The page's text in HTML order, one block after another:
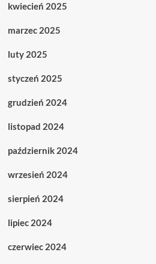
kwiecień 2025
marzec 2025
luty 2025
styczeń 2025
grudzień 2024
listopad 2024
październik 2024
wrzesień 2024
sierpień 2024
lipiec 2024
czerwiec 2024